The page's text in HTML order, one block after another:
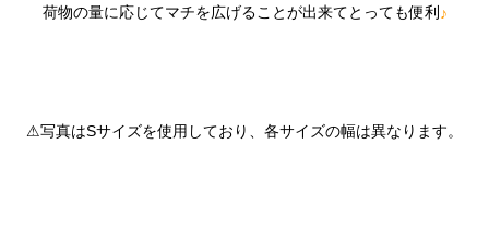
荷物の量に応じてマチを広げることが出来てとっても便利 ♪
⚠︎写真はSサイズを使用しており、各サイズの幅は異なります。